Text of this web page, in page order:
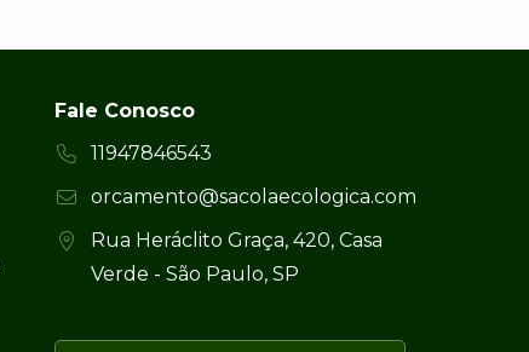
Fale Conosco
11947846543
orcamento@sacolaecologica.com
Rua Heráclito Graça, 420, Casa
Verde - São Paulo, SP